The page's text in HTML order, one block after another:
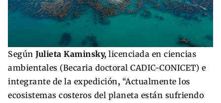
Según Julieta Kaminsky, licenciada en ciencias
ambientales (Becaria doctoral CADIC-CONICET) e
integrante de la expedición, “Actualmente los
ecosistemas costeros del planeta están sufriendo